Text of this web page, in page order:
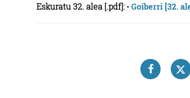
Eskuratu 32. alea [.pdf]: • Goiberri [32.